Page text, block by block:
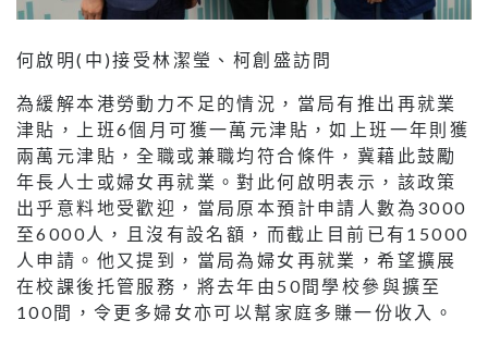
何啟明(中)接受林潔瑩、柯創盛訪問
為緩解本港勞動力不足的情況，當局有推出再就業
津貼，上班6個月可獲一萬元津貼，如上班一年則獲
兩萬元津貼，全職或兼職均符合條件，冀藉此鼓勵
年長人士或婦女再就業。對此何啟明表示，該政策
出乎意料地受歡迎，當局原本預計申請人數為3000
至6000人，且沒有設名額，而截止目前已有15000
人申請。他又提到，當局為婦女再就業，希望擴展
在校課後托管服務，將去年由50間學校參與擴至
100間，令更多婦女亦可以幫家庭多賺一份收入。